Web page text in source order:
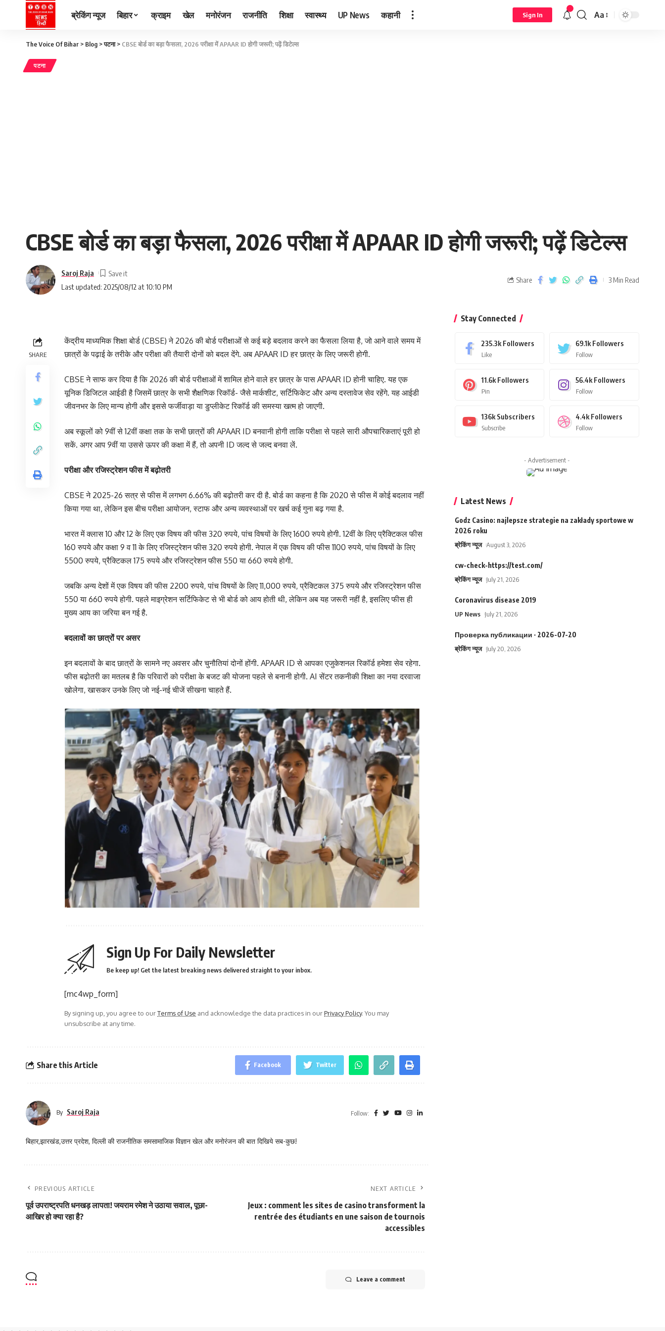
ब्रेकिंग न्यूज बिहार क्राइम खेल मनोरंजन राजनीति शिक्षा स्वास्थ्य UP News कहानी Sign In Aa
The Voice Of Bihar > Blog >पटना> CBSE बोर्ड का बड़ा फैसला, 2026 परीक्षा में APAAR ID होगी जरूरी; पढ़ें डिटेल्स
पटना
CBSE बोर्ड का बड़ा फैसला, 2026 परीक्षा में APAAR ID होगी जरूरी; पढ़ें डिटेल्स
Last updated: 2025/08/12 at 10:10 PM
Saroj Raja
Share 3 Min Read
SHARE
केंद्रीय माध्यमिक शिक्षा बोर्ड (CBSE) ने 2026 की बोर्ड परीक्षाओं से कई बड़े बदलाव करने का फैसला लिया है, जो आने वाले समय में
छात्रों के पढ़ाई के तरीके और परीक्षा की तैयारी दोनों को बदल देंगे. अब APAAR ID हर छात्र के लिए जरूरी होगी.
CBSE ने साफ कर दिया है कि 2026 की बोर्ड परीक्षाओं में शामिल होने वाले हर छात्र के पास APAAR ID होनी चाहिए. यह एक
यूनिक डिजिटल आईडी है जिसमें छात्र के सभी शैक्षणिक रिकॉर्ड- जैसे मार्कशीट, सर्टिफिकेट और अन्य दस्तावेज सेव रहेंगे. यह आईडी
जीवनभर के लिए मान्य होगी और इससे फर्जीवाड़ा या डुप्लीकेट रिकॉर्ड की समस्या खत्म हो जाएगी.
अब स्कूलों को 9वीं से 12वीं कक्षा तक के सभी छात्रों की APAAR ID बनवानी होगी ताकि परीक्षा से पहले सारी औपचारिकताएं पूरी हो
सकें. अगर आप 9वीं या उससे ऊपर की कक्षा में हैं, तो अपनी ID जल्द से जल्द बनवा लें.
परीक्षा और रजिस्ट्रेशन फीस में बढ़ोतरी
CBSE ने 2025-26 सत्र से फीस में लगभग 6.66% की बढ़ोतरी कर दी है. बोर्ड का कहना है कि 2020 से फीस में कोई बदलाव नहीं
किया गया था, लेकिन इस बीच परीक्षा आयोजन, स्टाफ और अन्य व्यवस्थाओं पर खर्च कई गुना बढ़ गया है.
भारत में क्लास 10 और 12 के लिए एक विषय की फीस 320 रुपये, पांच विषयों के लिए 1600 रुपये होगी. 12वीं के लिए प्रैक्टिकल फीस
160 रुपये और कक्षा 9 व 11 के लिए रजिस्ट्रेशन फीस 320 रुपये होगी. नेपाल में एक विषय की फीस 1100 रुपये, पांच विषयों के लिए
5500 रुपये, प्रैक्टिकल 175 रुपये और रजिस्ट्रेशन फीस 550 या 660 रुपये होगी.
जबकि अन्य देशों में एक विषय की फीस 2200 रुपये, पांच विषयों के लिए 11,000 रुपये, प्रैक्टिकल 375 रुपये और रजिस्ट्रेशन फीस
550 या 660 रुपये होगी. पहले माइग्रेशन सर्टिफिकेट से भी बोर्ड को आय होती थी, लेकिन अब यह जरूरी नहीं है, इसलिए फीस ही
मुख्य आय का जरिया बन गई है.
बदलावों का छात्रों पर असर
इन बदलावों के बाद छात्रों के सामने नए अवसर और चुनौतियां दोनों होंगी. APAAR ID से आपका एजुकेशनल रिकॉर्ड हमेशा सेव रहेगा.
फीस बढ़ोतरी का मतलब है कि परिवारों को परीक्षा के बजट की योजना पहले से बनानी होगी. AI सेंटर तकनीकी शिक्षा का नया दरवाजा
खोलेगा, खासकर उनके लिए जो नई-नई चीजें सीखना चाहते हैं.
Sign Up For Daily Newsletter
Be keep up! Get the latest breaking news delivered straight to your inbox.
[mc4wp_form]
By signing up, you agree to ourTerms of Use and acknowledge the data practices in ourPrivacy Policy. You may
unsubscribe at any time.
Share this Article Facebook Twitter
By Saroj Raja Follow:
बिहार,झारखंड,उत्तर प्रदेश, दिल्ली की राजनीतिक समसामाजिक विज्ञान खेल और मनोरंजन की बात दिखिये सब-कुछ!
PREVIOUS ARTICLE
पूर्व उपराष्ट्रपति धनखड़ लापता! जयराम रमेश ने उठाया सवाल, पूछा-
आखिर हो क्या रहा है?
NEXT ARTICLE
Jeux : comment les sites de casino transforment la
rentrée des étudiants en une saison de tournois
accessibles
Leave a comment
Stay Connected
235.3k Followers
Like
69.1k Followers
Follow
11.6k Followers
Pin
56.4k Followers
Follow
136k Subscribers
Subscribe
4.4k Followers
Follow
- Advertisement -
Latest News
Godz Casino: najlepsze strategie na zakłady sportowe w
2026 roku
ब्रेकिंग न्यूज August 3, 2026
cw-check-https://test.com/
ब्रेकिंग न्यूज July 21, 2026
Coronavirus disease 2019
UP News July 21, 2026
Проверка публикации · 2026-07-20
ब्रेकिंग न्यूज July 20, 2026